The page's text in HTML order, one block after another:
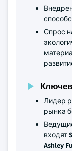
Спрос
Лидер
рынка
входят
Ashley